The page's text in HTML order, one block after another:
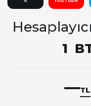
Hesaplayıcı
—TL